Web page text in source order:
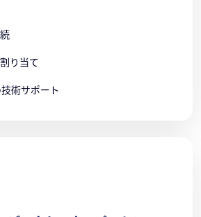
り当て
術サポート